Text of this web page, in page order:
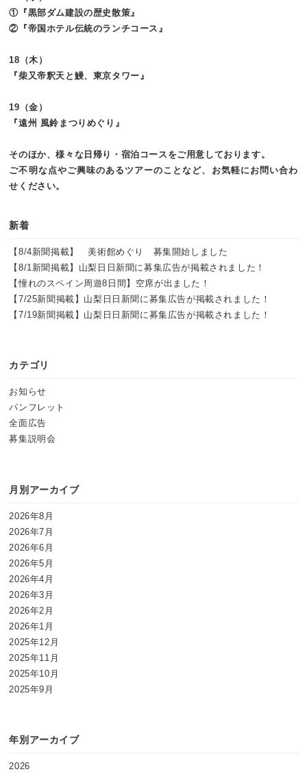
①『黒部ダム建設の歴史散策』
②『帝国ホテル伝統のランチコース』
18（木）
『柴又帝釈天と鰻、東京タワー』
19（金）
『遠州 風鈴まつりめぐり』
そのほか、様々な日帰り・宿泊コースをご用意しております。
ご不明な点やご興味のあるツアーのことなど、お気軽にお問い合わ
せください。
新着
【8/4新聞掲載】 美術館めぐり 募集開始しました
【8/1新聞掲載】山梨日日新聞に募集広告が掲載されました！
【憧れのスペイン周遊8日間】空席が出ました！
【7/25新聞掲載】山梨日日新聞に募集広告が掲載されました！
【7/19新聞掲載】山梨日日新聞に募集広告が掲載されました！
カテゴリ
お知らせ
パンフレット
全面広告
募集説明会
月別アーカイブ
2026年8月
2026年7月
2026年6月
2026年5月
2026年4月
2026年3月
2026年2月
2026年1月
2025年12月
2025年11月
2025年10月
2025年9月
年別アーカイブ
2026